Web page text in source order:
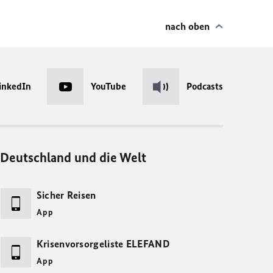
nach oben
YouTube Podcasts
Deutschland und die Welt
Sicher Reisen
App
Krisenvorsorgeliste ELEFAND
App